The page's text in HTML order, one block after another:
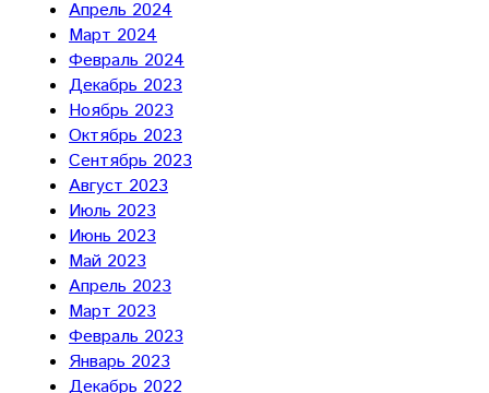
Апрель 2024
Март 2024
Февраль 2024
Декабрь 2023
Ноябрь 2023
Октябрь 2023
Сентябрь 2023
Август 2023
Июль 2023
Июнь 2023
Май 2023
Апрель 2023
Март 2023
Февраль 2023
Январь 2023
Декабрь 2022